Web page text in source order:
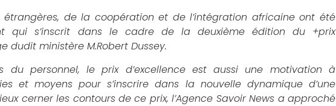
de la coopération et de l’intégration africaine ont été
qui s’inscrit dans le cadre de la deuxième édition du +prix
dudit ministère M.Robert Dussey.
du personnel, le prix d’excellence est aussi une motivation à
et moyens pour s’inscrire dans la nouvelle dynamique d’une
cerner les contours de ce prix, l’Agence Savoir News a approché